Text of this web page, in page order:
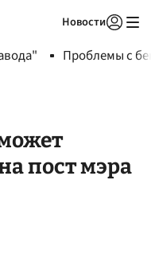
Новости
Проблемы с
пост мэра